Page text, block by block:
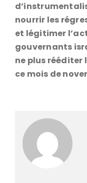
nourrir les
et légitimer
gouvernants
ne plus rééditer
ce mois de